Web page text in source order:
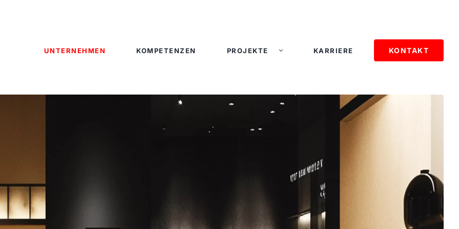
UNTERNEHMEN KOMPETENZEN PROJEKTE KARRIERE KONTAKT